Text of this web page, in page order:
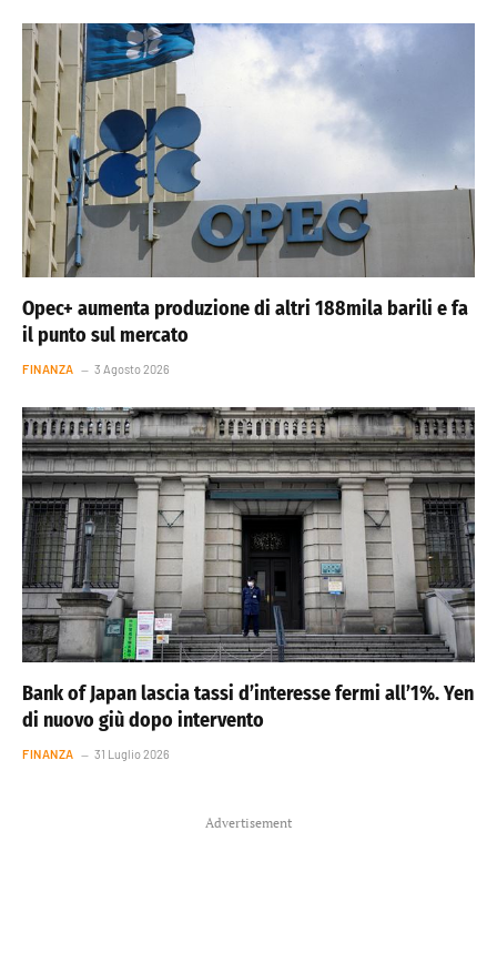
Opec+ aumenta produzione di altri 188mila barili e fa
il punto sul mercato
FINANZA 3 Agosto 2026
Bank of Japan lascia tassi d’interesse fermi all’1%. Yen
di nuovo giù dopo intervento
FINANZA 31 Luglio 2026
Advertisement